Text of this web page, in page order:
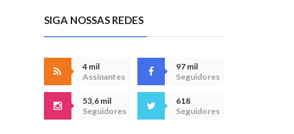
SIGA NOSSAS REDES
4 mil
Assinantes
97 mil
Seguidores
53,6 mil
Seguidores
618
Seguidores